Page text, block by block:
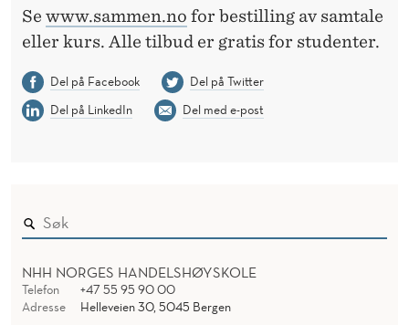
Se www.sammen.no for bestilling av samtale
eller kurs. Alle tilbud er gratis for studenter.
Del på Facebook
Del på Twitter
Del på LinkedIn
Del med e-post
NHH NORGES HANDELSHØYSKOLE
Telefon
+47 55 95 90 00
Adresse
Helleveien 30, 5045 Bergen